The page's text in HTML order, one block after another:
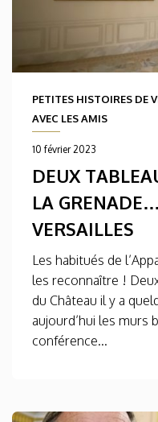
PETITES HISTOIRES DE
AVEC LES AMIS
10 février 2023
DEUX
LA
VERSAILLES
Les habitués de
les reconnaître !
du Château il y a
aujourd’hui les murs
conférence...